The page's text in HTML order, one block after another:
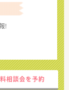
!
相談会を予約